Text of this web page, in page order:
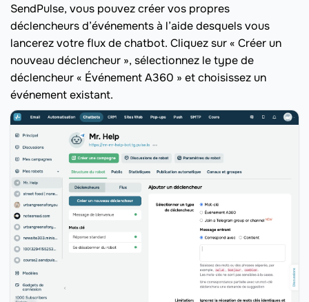
SendPulse, vous pouvez créer vos propres
déclencheurs d’événements à l’aide desquels vous
lancerez votre flux de chatbot. Cliquez sur « Créer un
nouveau déclencheur », sélectionnez le type de
déclencheur « Événement A360 » et choisissez un
événement existant.